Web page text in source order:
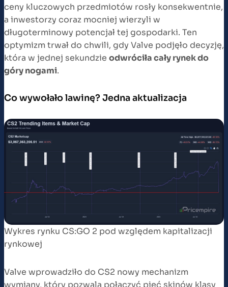
ceny kluczowych przedmiotów rosły konsekwentnie,
a inwestorzy coraz mocniej wierzyli w
długoterminowy potencjał tej gospodarki. Ten
optymizm trwał do chwili, gdy Valve podjęło decyzję,
która w jednej sekundzie odwróciła cały rynek do
góry nogami.
Co wywołało lawinę? Jedna aktualizacja
Wykres rynku CS:GO 2 pod względem kapitalizacji
rynkowej
Valve wprowadziło do CS2 nowy mechanizm
wymiany, który pozwala połączyć pięć skinów klasy